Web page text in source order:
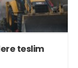
teslim